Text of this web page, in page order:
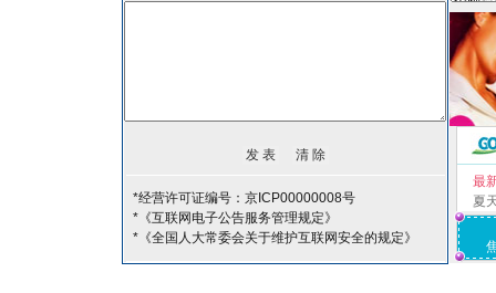
*经营许可证编号：京ICP00000008号
*《互联网电子公告服务管理规定》
*《全国人大常委会关于维护互联网安全的规定》
最
夏